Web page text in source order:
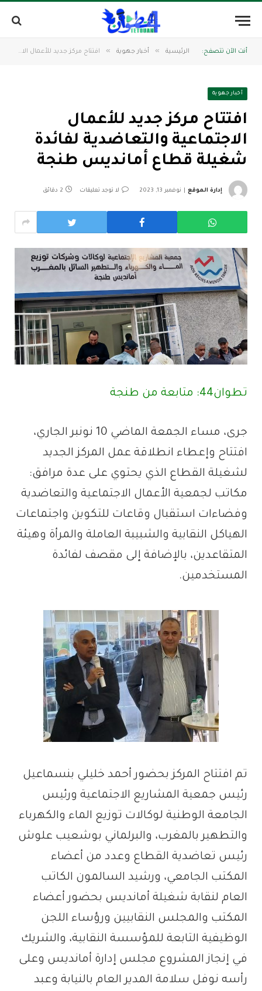
أنت الآن تتصفح: الرئيسية » أخبار جهوية » افتتاح مركز جديد للأعمال الاجتماعية والتعاضدية لفائدة شغيلة قطاع أمانديس طنجة
أخبار جهوية
افتتاح مركز جديد للأعمال
الاجتماعية والتعاضدية لفائدة
شغيلة قطاع أمانديس طنجة
إدارة الموقع نوفمبر 13, 2023 لا توجد تعليقات 2 دقائق
تطوان44: متابعة من طنجة
جرى، مساء الجمعة الماضي 10 نونبر الجاري،
افتتاح وإعطاء انطلاقة عمل المركز الجديد
لشغيلة القطاع الذي يحتوي على عدة مرافق:
مكاتب لجمعية الأعمال الاجتماعية والتعاضدية
وفضاءات استقبال وقاعات للتكوين واجتماعات
الهياكل النقابية والشبيبة العاملة والمرأة وهيئة
المتقاعدين، بالإضافة إلى مقصف لفائدة
المستخدمين.
تم افتتاح المركز بحضور أحمد خليلي بنسماعيل
رئيس جمعية المشاريع الاجتماعية ورئيس
الجامعة الوطنية لوكالات توزيع الماء والكهرباء
والتطهير بالمغرب، والبرلماني بوشعيب علوش
رئيس تعاضدية القطاع وعدد من أعضاء
المكتب الجامعي، ورشيد السالمون الكاتب
العام لنقابة شغيلة أمانديس بحضور أعضاء
المكتب والمجلس النقابيين ورؤساء اللجن
الوظيفية التابعة للمؤسسة النقابية، والشريك
في إنجاز المشروع مجلس إدارة أمانديس وعلى
رأسه نوفل سلامة المدير العام بالنيابة وعبد